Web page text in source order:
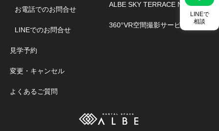
LINEで
相談
お電話でのお問合せ
LINEでのお問合せ
見学予約
変更・キャンセル
よくあるご質問
ALBE SKY TERRACE NAGOYA
360°VR空間撮影サービス